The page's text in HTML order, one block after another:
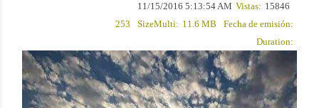
15846
Vistas:
11/15/2016 5:13:54 AM
Fecha de emisión:
11.6 MB
SizeMulti:
253
Duration: